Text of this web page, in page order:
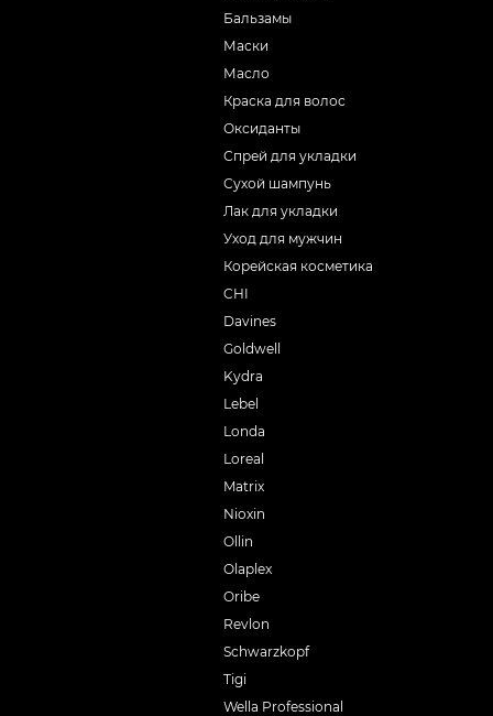
Бальзамы
Маски
Масло
Краска для волос
Оксиданты
Спрей для укладки
Сухой шампунь
Лак для укладки
Уход для мужчин
Корейская косметика
CHI
Davines
Goldwell
Kydra
Lebel
Londa
Loreal
Matrix
Nioxin
Ollin
Olaplex
Oribe
Revlon
Schwarzkopf
Tigi
Wella Professional